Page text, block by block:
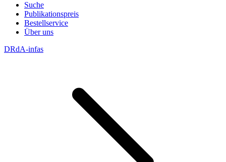
Suche
Publikationspreis
Bestellservice
Über uns
DRdA-infas